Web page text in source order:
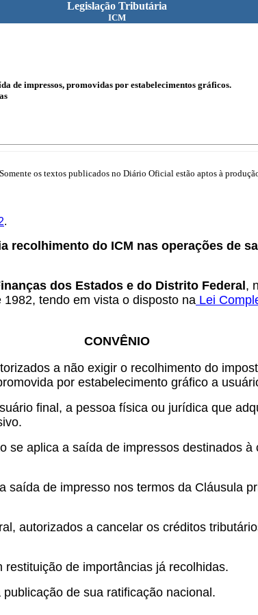
Legislação Tributária
ICM
de impressos, promovidas por estabelecimentos gráficos.
os textos publicados no Diário Oficial estão aptos à
.
recolhimento do ICM nas operações de
dos Estados e do Distrito Federal ,
tendo em vista o disposto na Lei
CONVÊNIO
a não exigir o recolhimento do
por estabelecimento gráfico a
final, a pessoa física ou jurídica que
se aplica a saída de impressos destinados
saída de impresso nos termos da Cláusula
autorizados a cancelar os créditos
de importâncias já recolhidas.
de sua ratificação nacional.